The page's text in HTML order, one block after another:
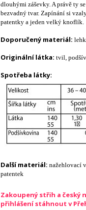
dlouhými záševky. A právě ty
bezvadný tvar. Zapínání si
patentky a jeden velký knoflík.
Doporučený materiál:
Originální látka: tvil,
Spotřeba látky:
Další materiál: nažehlovací
patentek
Zakoupený střih a český
přihlášení stáhnout v